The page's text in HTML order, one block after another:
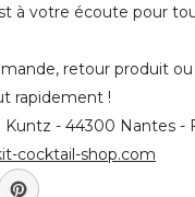
à votre écoute pour
retour produit
rapidement !
Kuntz - 44300 Nantes -
cocktail-shop.com